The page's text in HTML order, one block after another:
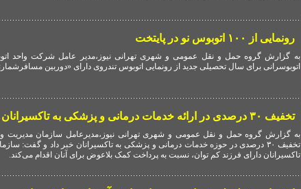
رونمایی از ۱۰۰ اتوبوس نو در پایتخت
به گزارش گروه حمل و نقل عمومی و شهری تهرانی نیوز،مدیر عامل شرکت واحد
اتوبوسرانی برای سال تحصیلی جدید از رونمایی اتوبوس تندروی دارای «دوربین
تخفیف ۳۰ درصدی در ارائه خدمات درمانی و پزشکی به تاکسیرانان پایتخت
به گزارش گروه حمل و نقل عمومی و شهری تهرانی نیوز،مدیرعامل سازمان مدیریت و
تخفیف ۳۰ درصدی در حوزه خدمات درمانی و پزشکی به تاکسیرانان خبر داد و گفت:
تاکسیرانان دارای فرزند کم توان، نسبت به پرداخت کمک بلاعوض برای آنان اقدام می‌کند.